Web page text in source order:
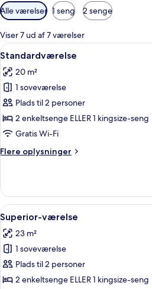
Tilgængelige
filtre
for
værelser
Alle værelser 1 seng 2 senge
Viser 7 ud af 7 værelser
Indlæs
alle
billeder
af
Standardværelse
Et
8
Standardværelse
20 m²
1 soveværelse
Plads til 2 personer
2 enkeltsenge ELLER 1 kingsize-seng
Gratis Wi-Fi
Flere oplysninger
Flere
Indlæs
alle
billeder
af
Superior-
værelse
Et
5
Superior-værelse
23 m²
1 soveværelse
Plads til 2 personer
2 enkeltsenge ELLER 1 kingsize-seng